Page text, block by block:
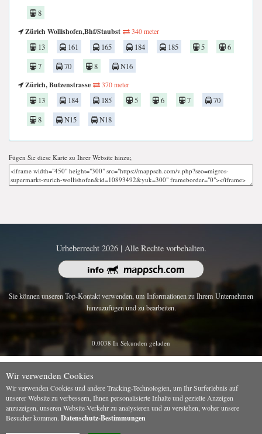
8
Zürich Wollishofen,Bhf/Staubst
340 meter
13 161 165 184 185 5
6
7
70 8
N16
Zürich, Butzenstrasse
370 meter
13 184 185 5 6 7
70
8
N15 N18
Fügen Sie diese Karte zu Ihrer Website hinzu;
Urheberrecht 2026 | Alle Rechte vorbehalten.
Sie können unseren Top-Kontakt verwenden, um Informationen zu Ihrem Unternehmen
hinzuzufügen und zu bearbeiten.
0.0038 In Sekunden geladen
Wir verwenden Cookies
Wir verwenden Cookies und andere Tracking-Technologien, um Ihr Surferlebnis auf
unserer Website zu verbessern, Ihnen personalisierte Inhalte und gezielte Anzeigen
anzuzeigen, unseren Website-Verkehr zu analysieren und zu verstehen, woher unsere
Besucher kommen. Datenschutz-Bestimmungen